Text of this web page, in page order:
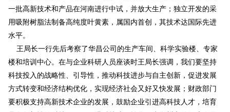
一批高新技术和产品在河南进行中试，并放大生产；独立开发的采
用吸附树脂法制备高纯度叶黄素，属国内首创，其技术达国际先进
水平。
王局长一行先后考察了华昌公司的生产车间、科学实验楼、专家
楼和培训中心。在与企业科研人员座谈时王局长强调，我们要坚持
科技投入的战略性、引导性，推动科技进步与自主创新，促进发展
方式转变和经济结构优化，实现经济社会又好又快发展；财政部门
要积极支持高新技术企业的发展，鼓励企业引进高科技人才，培育